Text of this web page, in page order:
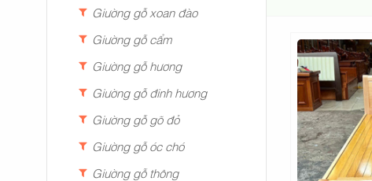
Giường gỗ xoan đào
Giường gỗ cẩm
Giường gỗ hương
Giường gỗ đinh hương
Giường gỗ gõ đỏ
Giường gỗ óc chó
Giường gỗ thông